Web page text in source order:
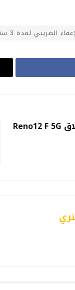
والمتوسطة والصناعات التكميلية
اوبوو “OPPO” تستعد لإطلاق Reno12 F 5G